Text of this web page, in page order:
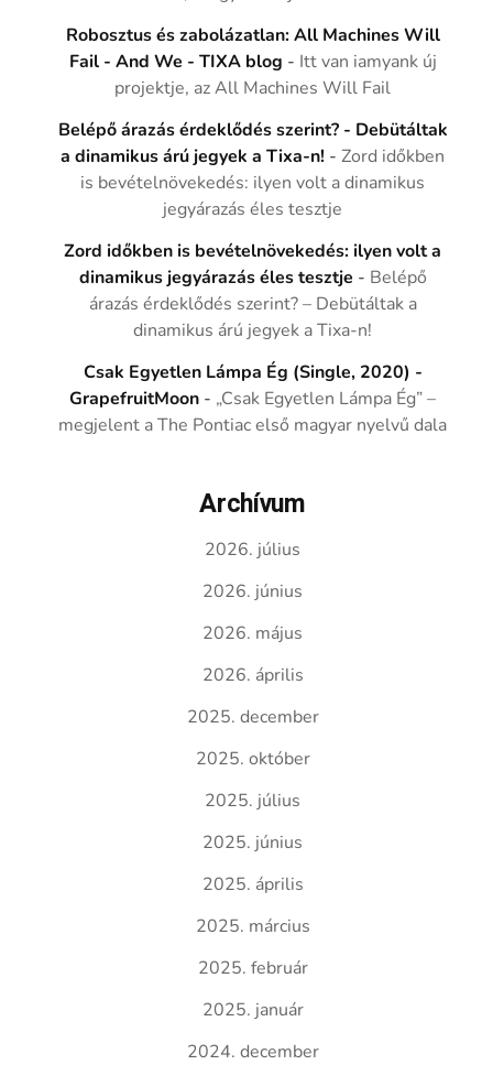
Robosztus és zabolázatlan: All Machines Will
Fail - And We - TIXA blog - Itt van iamyank új
projektje, az All Machines Will Fail
Belépő árazás érdeklődés szerint? - Debütáltak
a dinamikus árú jegyek a Tixa-n! -Zord időkben
is bevételnövekedés: ilyen volt a dinamikus
jegyárazás éles tesztje
Zord időkben is bevételnövekedés: ilyen volt a
dinamikus jegyárazás éles tesztje - Belépő
árazás érdeklődés szerint? – Debütáltak a
dinamikus árú jegyek a Tixa-n!
Csak Egyetlen Lámpa Ég (Single, 2020) -
GrapefruitMoon - „Csak Egyetlen Lámpa Ég” –
megjelent a The Pontiac első magyar nyelvű dala
Archívum
2026. július
2026. június
2026. május
2026. április
2025. december
2025. október
2025. július
2025. június
2025. április
2025. március
2025. február
2025. január
2024. december